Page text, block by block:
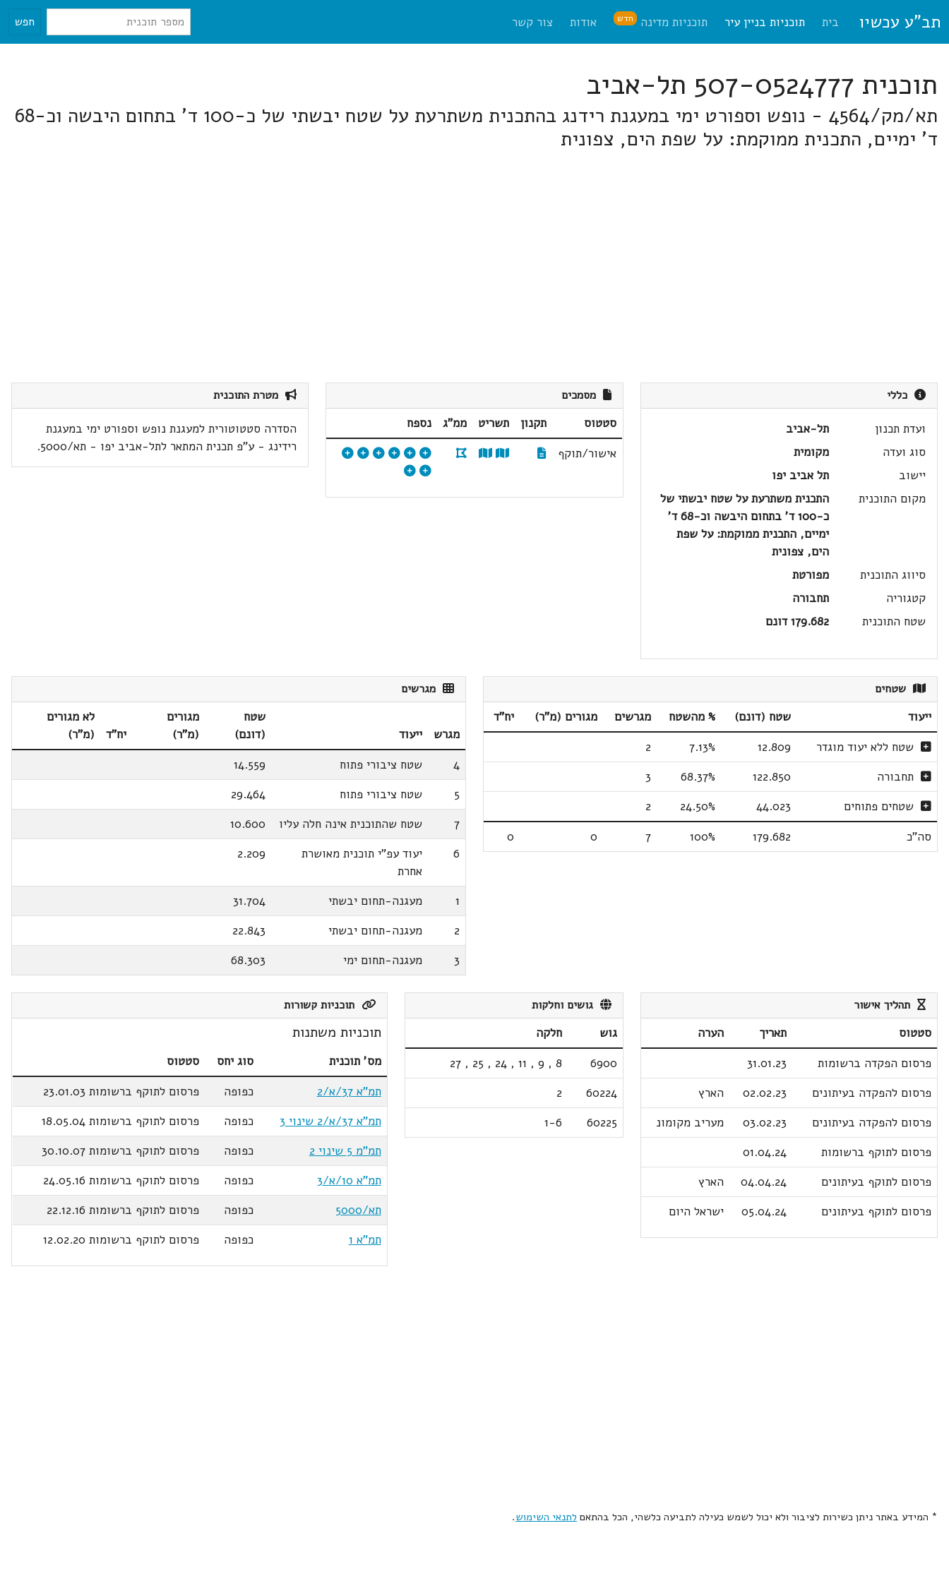
תב"ע עכשיו בית תוכניות בניין עיר תוכניות מדינה חדש אודות צור קשר חפש
תוכנית 507-0524777 תל-אביב
תא/מק/4564 - נופש וספורט ימי במעגנת רידנג בהתכנית משתרעת על שטח יבשתי של כ-100 ד' בתחום היבשה וכ-68
ד' ימיים, התכנית ממוקמת: על שפת הים, צפונית
כללי
ועדת תכנון
תל-אביב
סוג ועדה
מקומית
יישוב
תל אביב יפו
מקום התוכנית
התכנית משתרעת על שטח יבשתי של
כ-100 ד' בתחום היבשה וכ-68 ד'
ימיים, התכנית ממוקמת: על שפת
הים, צפונית
סיווג התוכנית
מפורטת
קטגוריה
תחבורה
שטח התוכנית
179.682 דונם
מסמכים
סטטוס תקנון תשריט ממ"ג
נספח
אישור/תוקף
מטרת התוכנית
הסדרה סטטוטורית למעגנת נופש וספורט ימי במעגנת
רידינג - ע"פ תכנית המתאר לתל-אביב יפו - תא/5000.
שטחים
ייעוד שטח (דונם) % מהשטח מגרשים מגורים (מ"ר)
יח"ד
שטח ללא יעוד מוגדר
12.809
7.13%
2
תחבורה
122.850
68.37%
3
שטחים פתוחים
44.023
24.50%
2
סה"כ
179.682
100%
7
0
0
מגרשים
מגרש ייעוד
שטח
(דונם)
מגורים
(מ"ר)
יח"ד
לא מגורים
(מ"ר)
4
שטח ציבורי פתוח
14.559
5
שטח ציבורי פתוח
29.464
7
שטח שהתוכנית אינה חלה עליו
10.600
6
יעוד עפ"י תוכנית מאושרת
אחרת
2.209
1 מעגנה-תחום יבשתי
31.704
2
מעגנה-תחום יבשתי
22.843
3
מעגנה-תחום ימי 68.303
תהליך אישור
סטטוס תאריך
הערה
פרסום הפקדה ברשומות
31.01.23
פרסום להפקדה בעיתונים
02.02.23
הארץ
פרסום להפקדה בעיתונים
03.02.23
מעריב מקומונ
פרסום לתוקף ברשומות
01.04.24
פרסום לתוקף בעיתונים
04.04.24
הארץ
פרסום לתוקף בעיתונים
05.04.24 ישראל היום
גושים וחלקות
גוש
חלקה
6900
8
,
9
,
11
,
24
,
25
,
27
60224
2
60225
1-6
תוכניות קשורות
תוכניות משתנות
מס' תוכנית סוג יחס
סטטוס
תמ"א 37/א/2
כפופה
פרסום לתוקף ברשומות 23.01.03
תמ"א 37/א/2 שינוי 3
כפופה
פרסום לתוקף ברשומות 18.05.04
תמ"מ 5 שינוי 2
כפופה
פרסום לתוקף ברשומות 30.10.07
תמ"א 10/א/3
כפופה
פרסום לתוקף ברשומות 24.05.16
תא/5000
כפופה
פרסום לתוקף ברשומות 22.12.16
תמ"א 1
כפופה פרסום לתוקף ברשומות 12.02.20
* המידע באתר ניתן כשירות לציבור ולא יכול לשמש כעילה לתביעה כלשהי, הכל בהתאם לתנאי השימוש.